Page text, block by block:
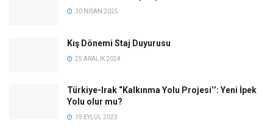
30 NISAN 2025
Kış Dönemi Staj Duyurusu
25 ARALIK 2024
Türkiye-Irak “Kalkınma Yolu Projesi’’: Yeni İpek
Yolu olur mu?
19 EYLÜL 2023